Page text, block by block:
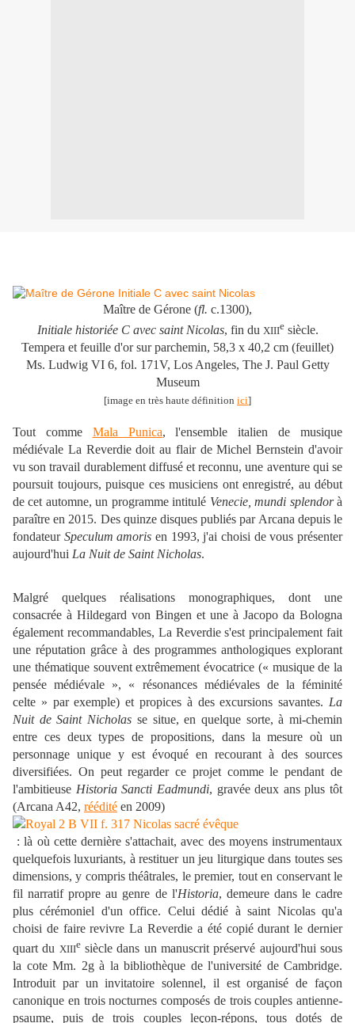
Maître de Gérone (fl. c.1300),
Initiale historiée C avec saint Nicolas, fin du XIIIesiècle.
Tempera et feuille d'or sur parchemin, 58,3 x 40,2 cm (feuillet)
Ms. Ludwig VI 6, fol. 171V, Los Angeles, The J. Paul Getty
Museum
[image en très haute définition ici]
Tout comme Mala Punica, l'ensemble italien de musique
médiévale La Reverdie doit au flair de Michel Bernstein d'avoir
vu son travail durablement diffusé et reconnu, une aventure qui se
poursuit toujours, puisque ces musiciens ont enregistré, au début
de cet automne, un programme intitulé Venecie, mundi splendorà
paraître en 2015. Des quinze disques publiés par Arcana depuis le
fondateur Speculum amoris en 1993, j'ai choisi de vous présenter
aujourd'hui La Nuit de Saint Nicholas.
Malgré quelques réalisations monographiques, dont une
consacrée à Hildegard von Bingen et une à Jacopo da Bologna
également recommandables, La Reverdie s'est principalement fait
une réputation grâce à des programmes anthologiques explorant
une thématique souvent extrêmement évocatrice (« musique de la
pensée médiévale », « résonances médiévales de la féminité
celte » par exemple) et propices à des excursions savantes. La
Nuit de Saint Nicholas se situe, en quelque sorte, à mi-chemin
entre ces deux types de propositions, dans la mesure où un
personnage unique y est évoqué en recourant à des sources
diversifiées. On peut regarder ce projet comme le pendant de
l'ambitieuse Historia Sancti Eadmundi, gravée deux ans plus tôt
(Arcana A42, réédité en 2009)
: là où cette dernière s'attachait, avec des moyens instrumentaux
quelquefois luxuriants, à restituer un jeu liturgique dans toutes ses
dimensions, y compris théâtrales, le premier, tout en conservant le
fil narratif propre au genre de l'Historia, demeure dans le cadre
plus cérémoniel d'un office. Celui dédié à saint Nicolas qu'a
choisi de faire revivre La Reverdie a été copié durant le dernier
quart du XIIIesiècle dans un manuscrit préservé aujourd'hui sous
la cote Mm. 2g à la bibliothèque de l'université de Cambridge.
Introduit par un invitatoire solennel, il est organisé de façon
canonique en trois nocturnes composés de trois couples antienne-
psaume, puis de trois couples leçon-répons, tous dotés de